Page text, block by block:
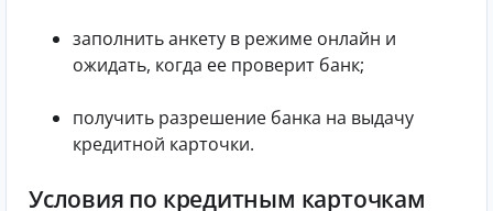
заполнить анкету в режиме онлайн и
ожидать, когда ее проверит банк;
получить разрешение банка на выдачу
кредитной карточки.
Условия по кредитным карточкам